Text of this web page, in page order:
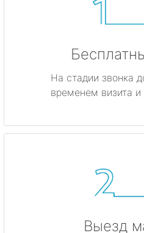
На стадии звонка
временем визита
Выезд